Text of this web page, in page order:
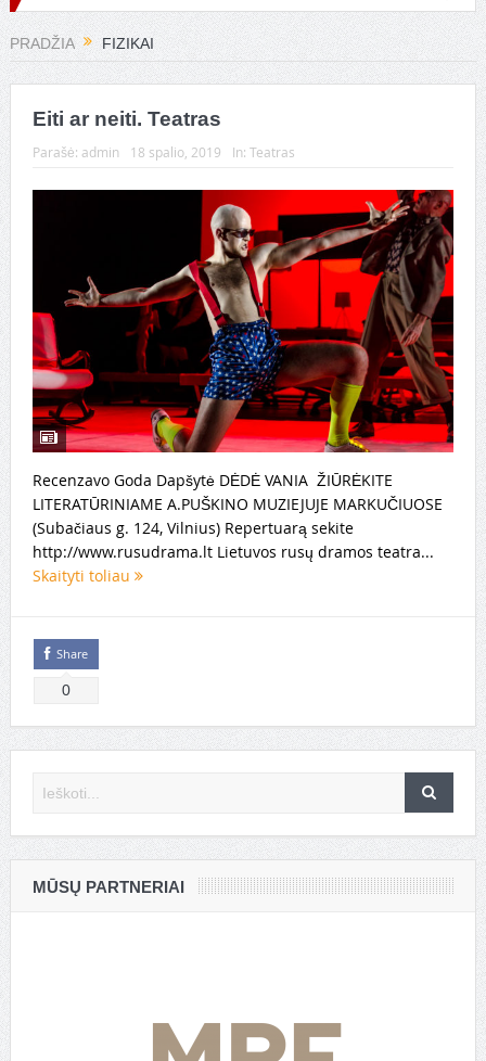
PRADŽIA FIZIKAI
Eiti ar neiti. Teatras
Parašė: admin 18 spalio, 2019 In: Teatras
Recenzavo Goda Dapšytė DĖDĖ VANIA ŽIŪRĖKITE
LITERATŪRINIAME A.PUŠKINO MUZIEJUJE MARKUČIUOSE
(Subačiaus g. 124, Vilnius) Repertuarą sekite
http://www.rusudrama.lt Lietuvos rusų dramos teatra...
Skaityti toliau
Share
0
MŪSŲ PARTNERIAI